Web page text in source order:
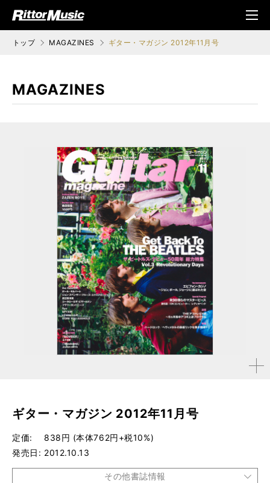
ジック (Rittor Musi
メニ
ュ
トップ MAGAZINES ギター・マガジン 2012年11月号
MAGAZINES
拡大す
ギター・マガジン 2012年11月号
定価
838円 (本体762円+税10%)
発売日
2012.10.13
その他書誌情報